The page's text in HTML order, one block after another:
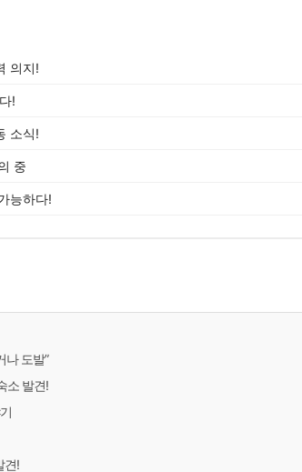
의지!
!
소식!
중
능하다!
나 도발”
소 발견!
견!